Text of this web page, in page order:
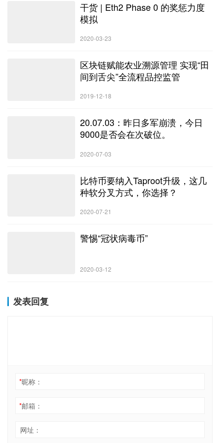
干货 | Eth2 Phase 0 的奖惩力度
模拟
2020-03-23
区块链赋能农业溯源管理 实现“田
间到舌尖”全流程品控监管
2019-12-18
20.07.03：昨日多军崩溃，今日
9000是否会在次破位。
2020-07-03
比特币要纳入Taproot升级，这几
种软分叉方式，你选择？
2020-07-21
警惕“冠状病毒币”
2020-03-12
发表回复
*昵称：
*邮箱：
网址：